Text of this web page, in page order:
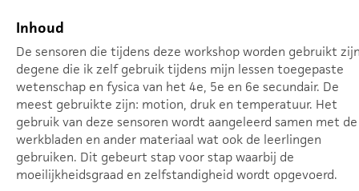
Inhoud
De sensoren die tijdens deze workshop worden gebruikt
degene die ik zelf gebruik tijdens mijn lessen toegepaste
wetenschap en fysica van het 4e, 5e en 6e secundair. De
meest gebruikte zijn: motion, druk en temperatuur. Het
gebruik van deze sensoren wordt aangeleerd samen met de
werkbladen en ander materiaal wat ook de leerlingen
gebruiken. Dit gebeurt stap voor stap waarbij de
moeilijkheidsgraad en zelfstandigheid wordt opgevoerd.